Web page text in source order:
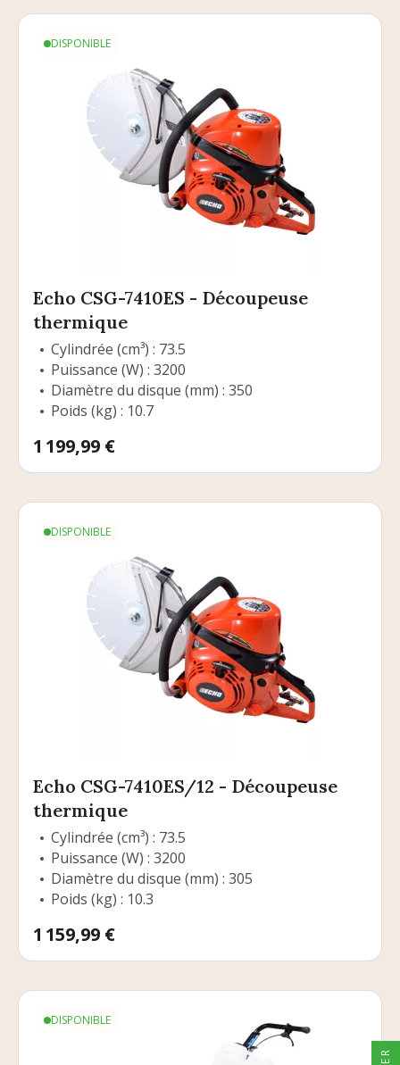
DISPONIBLE
Echo CSG-7410ES - Découpeuse
thermique
Cylindrée (cm³) : 73.5
Puissance (W) : 3200
Diamètre du disque (mm) : 350
Poids (kg) : 10.7
Prix
1 199,99 €
DISPONIBLE
Echo CSG-7410ES/12 - Découpeuse
thermique
Cylindrée (cm³) : 73.5
Puissance (W) : 3200
Diamètre du disque (mm) : 305
Poids (kg) : 10.3
Prix
1 159,99 €
DISPONIBLE